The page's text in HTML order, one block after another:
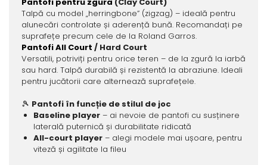
Talpă cu model „herringbone” (zigzag) – ideală pentru
alunecări controlate și aderență bună. Recomandați pe
suprafețe precum cele de la Roland Garros.
Pantofi All Court / Hard Court
Versatili, potriviți pentru orice teren – de la zgură la iarbă
sau hard. Talpă durabilă și rezistentă la abraziune. Ideali
pentru jucătorii care alternează suprafețele.
🎾 Pantofi în funcție de stilul de joc
Baseline player– ai nevoie de pantofi cu susținere
laterală puternică și durabilitate ridicată
All-court player– alegi modele mai ușoare, pentru
viteză și agilitate la fileu